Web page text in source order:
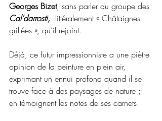
Georges Bizet, sans parler du groupe des
Cal’darrosti, littéralement « Châtaignes
grillées », qu’il rejoint.
Déjà, ce futur impressionniste a une piètre
opinion de la peinture en plein air,
exprimant un ennui profond quand il se
trouve face à des paysages de nature ;
en témoignent les notes de ses carnets.